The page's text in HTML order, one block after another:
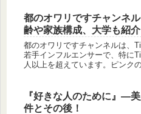
都のオワリですチャンネ
齢や家族構成、大学も紹介
都のオワリですチャンネルは、
若手インフルエンサーで、特に
人以上を超えています。ピンク
『好きな人のために』—
件とその後！